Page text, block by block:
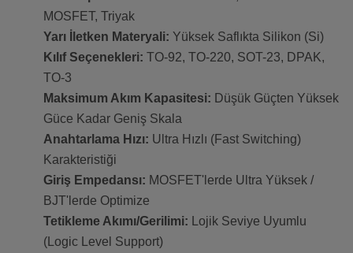
MOSFET, Triyak
Yarı İletken Materyali: Yüksek Saflıkta Silikon (Si)
Kılıf Seçenekleri: TO-92, TO-220, SOT-23, DPAK,
TO-3
Maksimum Akım Kapasitesi: Düşük Güçten Yüksek
Güce Kadar Geniş Skala
Anahtarlama Hızı: Ultra Hızlı (Fast Switching)
Karakteristiği
Giriş Empedansı: MOSFET'lerde Ultra Yüksek /
BJT'lerde Optimize
Tetikleme Akımı/Gerilimi: Lojik Seviye Uyumlu
(Logic Level Support)